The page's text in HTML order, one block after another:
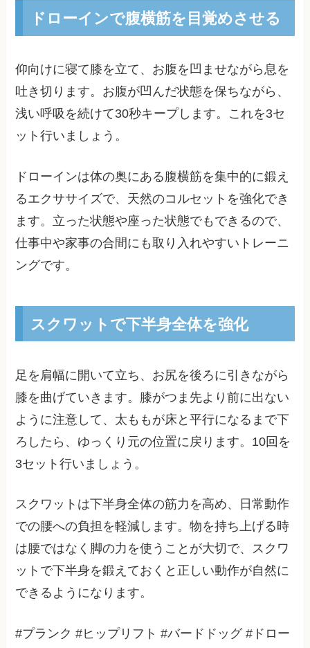
ドローインで腹横筋を目覚めさせる
仰向けに寝て膝を立て、お腹を凹ませながら息を
吐き切ります。お腹が凹んだ状態を保ちながら、
浅い呼吸を続けて30秒キープします。これを3セ
ット行いましょう。
ドローインは体の奥にある腹横筋を集中的に鍛え
るエクササイズで、天然のコルセットを強化でき
ます。立った状態や座った状態でもできるので、
仕事中や家事の合間にも取り入れやすいトレーニ
ングです。
スクワットで下半身全体を強化
足を肩幅に開いて立ち、お尻を後ろに引きながら
膝を曲げていきます。膝がつま先より前に出ない
ように注意して、太ももが床と平行になるまで下
ろしたら、ゆっくり元の位置に戻ります。10回を
3セット行いましょう。
スクワットは下半身全体の筋力を高め、日常動作
での腰への負担を軽減します。物を持ち上げる時
は腰ではなく脚の力を使うことが大切で、スクワ
ットで下半身を鍛えておくと正しい動作が自然に
できるようになります。
#プランク #ヒップリフト #バードドッグ #ドロー